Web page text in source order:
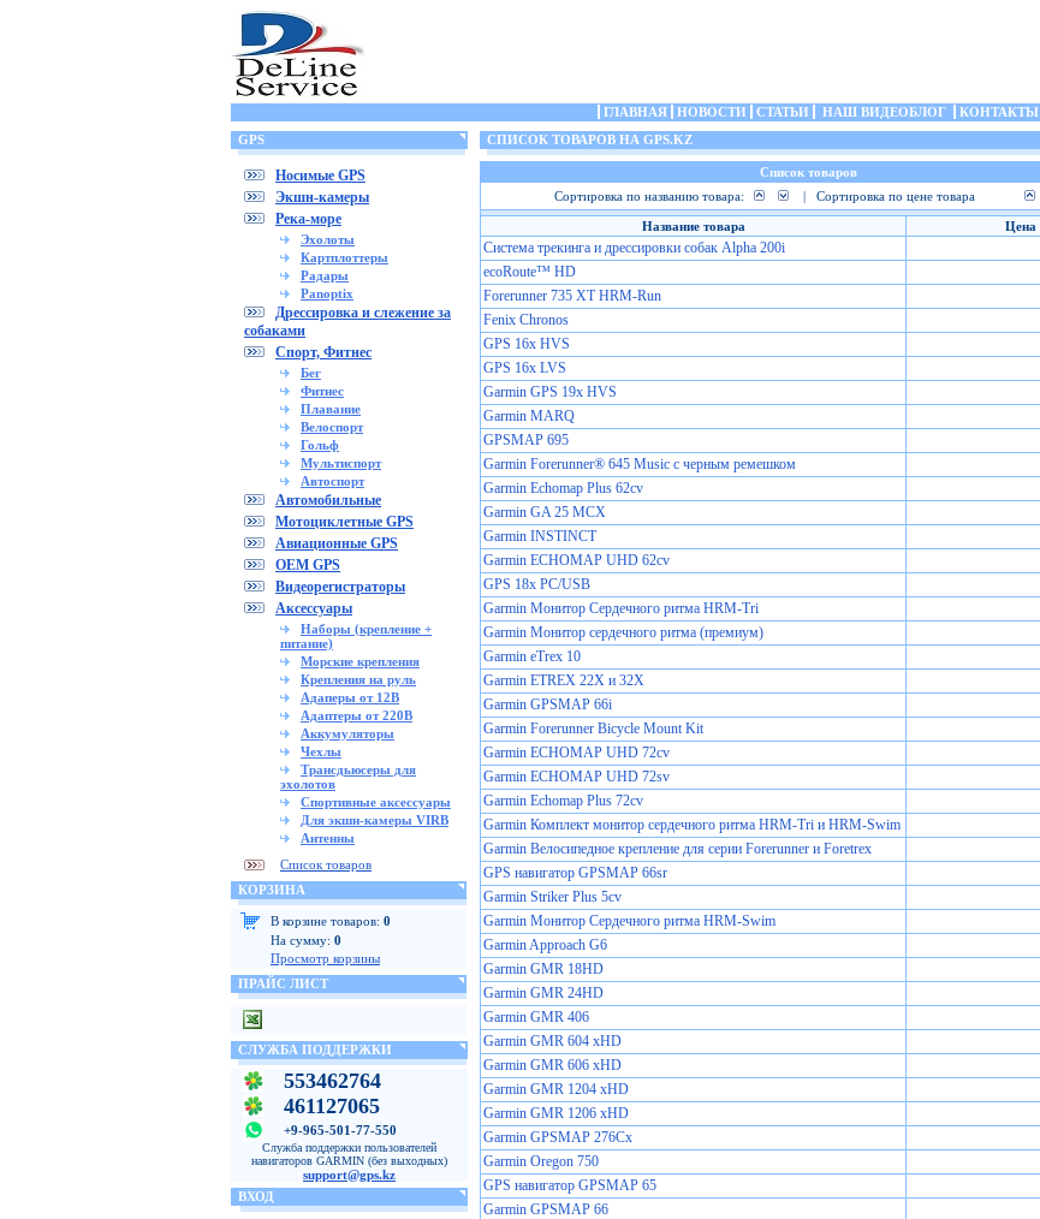
ГЛАВНАЯ НОВОСТИ СТАТЬИ НАШ ВИДЕОБЛОГ КОНТАКТЫ
GPS
Носимые GPS
Экшн-камеры
Река-море
Эхолоты
Картплоттеры
Радары
Panoptix
Дрессировка и слежение за
собаками
Спорт, Фитнес
Бег
Фитнес
Плавание
Велоспорт
Гольф
Мультиспорт
Автоспорт
Автомобильные
Мотоциклетные GPS
Авиационные GPS
OEM GPS
Видеорегистраторы
Аксессуары
Наборы (крепление +
питание)
Морские крепления
Крепления на руль
Адаперы от 12В
Адаптеры от 220В
Аккумуляторы
Чехлы
Трансдьюсеры для
эхолотов
Спортивные аксессуары
Для экшн-камеры VIRB
Антенны
Список товаров
КОРЗИНА
В корзине товаров: 0
На сумму: 0
Просмотр корзины
ПРАЙС ЛИСТ
СЛУЖБА ПОДДЕРЖКИ
553462764
461127065
+9-965-501-77-550
Служба поддержки пользователей
навигаторов GARMIN (без выходных)
support@gps.kz
ВХОД
СПИСОК ТОВАРОВ НА GPS.KZ
Список товаров
Сортировка по названию товара:
| Сортировка по цене товара
Название товара Цена
Cистема трекинга и дрессировки собак Alpha 200i
ecoRoute™ HD
Forerunner 735 XT HRM-Run
Fenix Chronos
GPS 16x HVS
GPS 16x LVS
Garmin GPS 19x HVS
Garmin MARQ
GPSMAP 695
Garmin Forerunner® 645 Music с черным ремешком
Garmin Echomap Plus 62cv
Garmin GA 25 MCX
Garmin INSTINCT
Garmin ECHOMAP UHD 62cv
GPS 18x PC/USB
Garmin Монитор Сердечного ритма HRM-Tri
Garmin Монитор сердечного ритма (премиум)
Garmin eTrex 10
Garmin ETREX 22X и 32X
Garmin GPSMAP 66i
Garmin Forerunner Bicycle Mount Kit
Garmin ECHOMAP UHD 72cv
Garmin ECHOMAP UHD 72sv
Garmin Echomap Plus 72cv
Garmin Комплект монитор сердечного ритма HRM-Tri и HRM-Swim
Garmin Велосипедное крепление для серии Forerunner и Foretrex
GPS навигатор GPSMAP 66sr
Garmin Striker Plus 5cv
Garmin Монитор Сердечного ритма HRM-Swim
Garmin Approach G6
Garmin GMR 18HD
Garmin GMR 24HD
Garmin GMR 406
Garmin GMR 604 xHD
Garmin GMR 606 xHD
Garmin GMR 1204 xHD
Garmin GMR 1206 xHD
Garmin GPSMAP 276Cx
Garmin Oregon 750
GPS навигатор GPSMAP 65
Garmin GPSMAP 66